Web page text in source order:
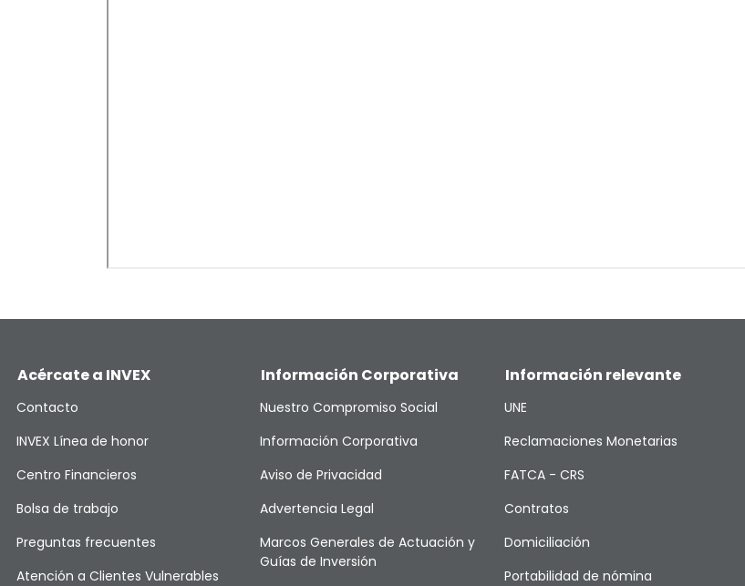
Acércate a INVEX
Contacto
INVEX Línea de honor
Centro Financieros
Bolsa de trabajo
Preguntas frecuentes
Atención a Clientes Vulnerables
Información Corporativa
Nuestro Compromiso Social
Información Corporativa
Aviso de Privacidad
Advertencia Legal
Marcos Generales de Actuación y
Guías de Inversión
Información relevante
UNE
Reclamaciones Monetarias
FATCA - CRS
Contratos
Domiciliación
Portabilidad de nómina